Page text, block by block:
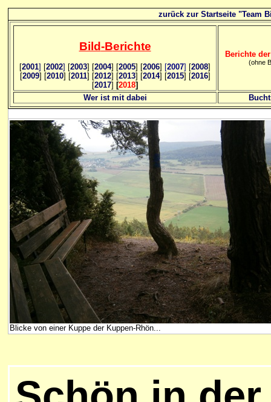
zurück zur Startseite "Team
Bild-Berichte
[2001] [2002] [2003] [2004] [2005] [2006] [2007] [2008]
[2009] [2010] [2011] [2012] [2013] [2014] [2015] [2016]
[2017] [2018]
Berichte
(ohne
Wer ist mit dabei
Blicke von einer Kuppe der Kuppen-Rhön...